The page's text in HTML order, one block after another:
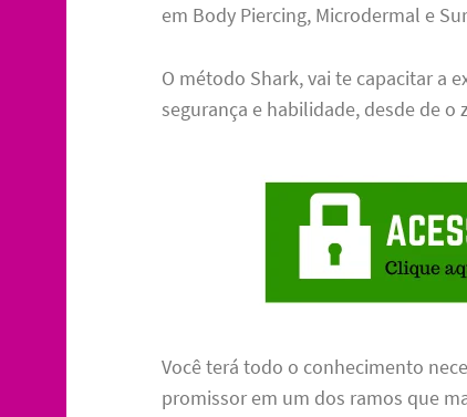
em Body Piercing, Microdermal e
O método Shark, vai te capacitar a
segurança e habilidade, desde de
Você terá todo o conhecimento
promissor em um dos ramos que